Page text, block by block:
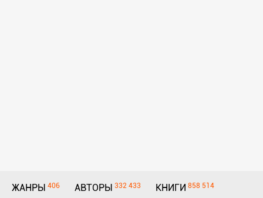
ЖАНРЫ 406 АВТОРЫ 332 433 КНИГИ 858 514